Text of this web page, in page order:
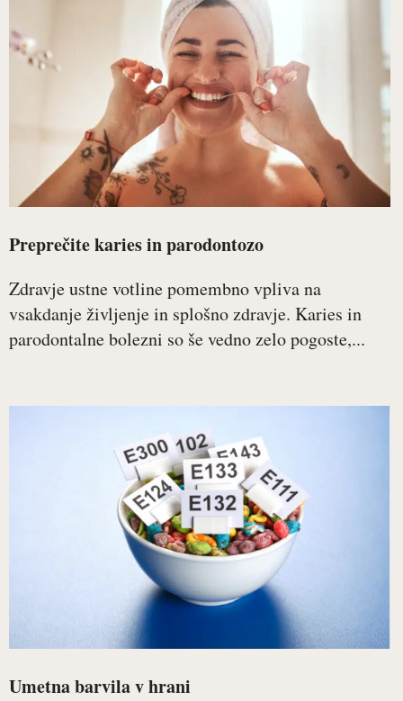
Preprečite karies in parodontozo
Zdravje ustne votline pomembno vpliva na
vsakdanje življenje in splošno zdravje. Karies in
parodontalne bolezni so še vedno zelo pogoste,...
Umetna barvila v hrani